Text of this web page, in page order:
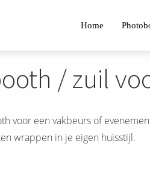
Home
/ zuil
voor een vakbeurs of
wrappen in je eigen huisstijl.